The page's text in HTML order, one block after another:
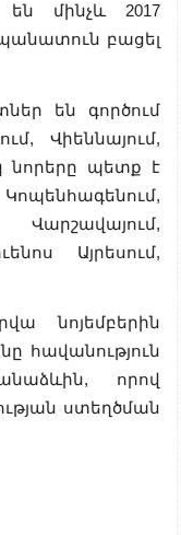
են մինչև 2017
բացել
են գործում
Վիեննայում,
նորերը պետք է
Վարշավայում,
Այրեսում,
նոյեմբերին
հավանություն
որով
ստեղծման